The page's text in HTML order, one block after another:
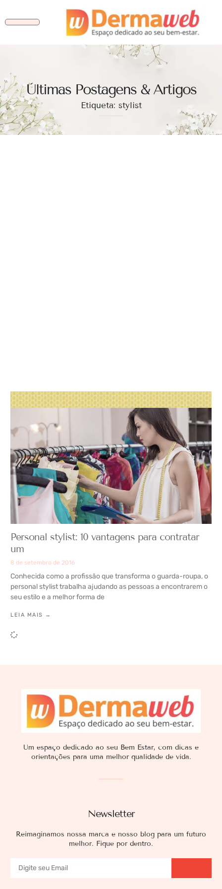
Ùltimas Postagens & Artigos
Etiqueta: stylist
Personal stylist: 10 vantagens para contratar
um
8 de setembro de 2016
Conhecida como a profissão que transforma o guarda-roupa, o
personal stylist trabalha ajudando as pessoas a encontrarem o
seu estilo e a melhor forma de
LEIA MAIS →
Newsletter
Reimaginamos nossa marca e nosso blog para um futuro
melhor. Fique por dentro.
Um espaço dedicado ao seu Bem Estar, com dicas e
orientações para uma melhor qualidade de vida.